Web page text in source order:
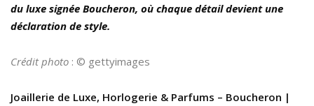
du luxe signée Boucheron, où chaque détail devient une
déclaration de style.
Crédit photo : © gettyimages
Joaillerie de Luxe, Horlogerie & Parfums – Boucheron |